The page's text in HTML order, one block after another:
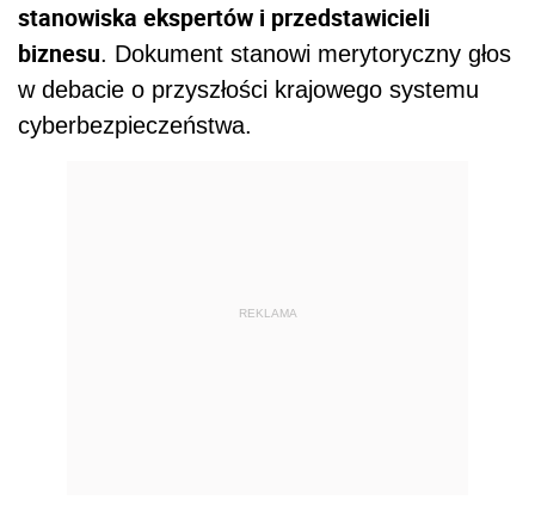
stanowiska ekspertów i przedstawicieli
biznesu. Dokument stanowi merytoryczny głos
w debacie o przyszłości krajowego systemu
cyberbezpieczeństwa.
REKLAMA